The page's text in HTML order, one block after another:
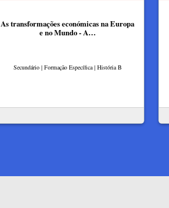
As transformações económicas na Europa
e no Mundo - A…
Secundário | Formação Específica | História B